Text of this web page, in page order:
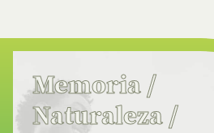
Memoria /
Naturaleza /